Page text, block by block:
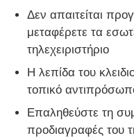
βασικός
τσιπ αναμεταδοτών
Μηχανή κλειδαριού
Δεν απαιτείται
μεταφέρετε τα
τηλεχειριστήριο
Η λεπίδα του
τοπικό
Επαληθεύστε τη
προδιαγραφές του